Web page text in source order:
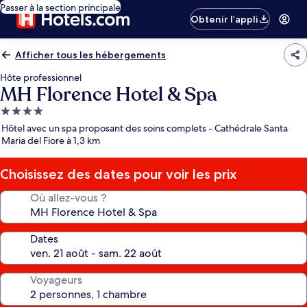
Passer à la section principale
Obtenir l’appli
Afficher tous les hébergements
Hôte professionnel
MH Florence Hotel & Spa
Hébergement
4.0 étoiles
Hôtel avec un spa proposant des soins complets - Cathédrale Santa
Maria del Fiore à 1,3 km
Choisissez des dates pour voir les prix
Où allez-vous ?
Dates
Voyageurs